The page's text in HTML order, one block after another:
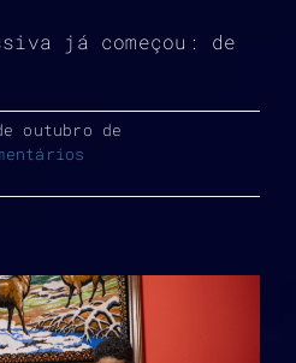
já começou: de
outubro de